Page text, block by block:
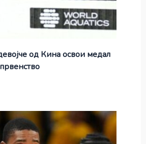
од Кина освои медал